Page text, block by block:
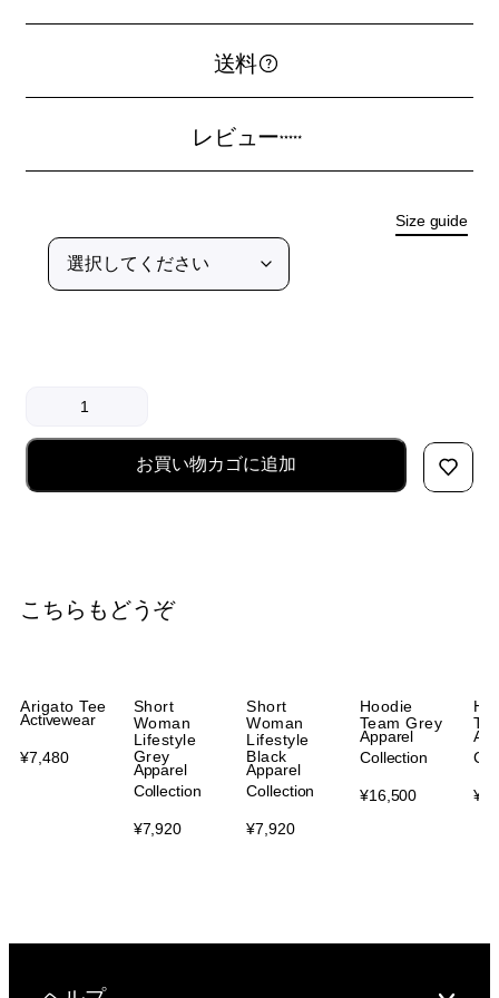
送料
レビュー
Size guide
お買い物カゴに追加
こちらもどうぞ
Activewear
Arigato Tee
¥7,480
Apparel
Collection
Short
Woman
Lifestyle
Grey
¥7,920
Apparel
Collection
Short
Woman
Lifestyle
Black
¥7,920
Apparel
Collection
Hoodie
Team Grey
¥16,500 ¥